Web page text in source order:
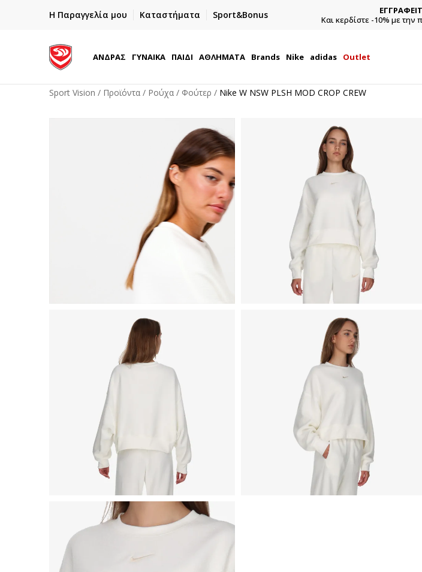
Η Παραγγελία μου Καταστήματα Sport&Bonus
CLICK & COLLECT
Δωρεάν παραλαβή από κατάστημα
Και κερδίστε -10% με την
ΑΝΔΡΑΣ ΓΥΝΑΙΚΑ ΠΑΙΔΙ ΑΘΛΗΜΑΤΑ Brands Nike adidas Outlet
Sport Vision Προϊόντα Ρούχα Φούτερ Nike W NSW PLSH MOD CROP CREW